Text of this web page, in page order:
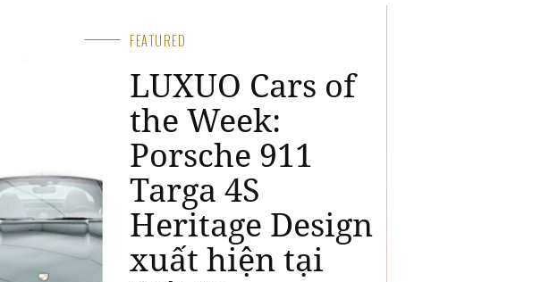
FEATURED
LUXUO Cars of
the Week: Cận
cảnh
Lamborghini
Revuelto đầu
tiên về Việt Nam